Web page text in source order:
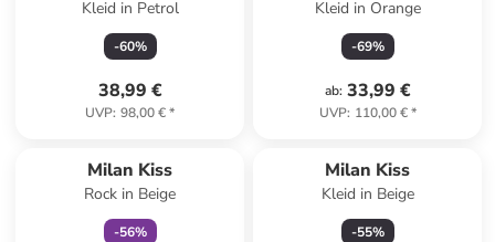
Kleid in Petrol
-60%
38,99 €
UVP: 98,00 €*
Kleid in Orange
-69%
ab: 33,99 €
UVP: 110,00 €*
Milan Kiss
Rock in Beige
-56%
Milan Kiss
Kleid in Beige
-55%